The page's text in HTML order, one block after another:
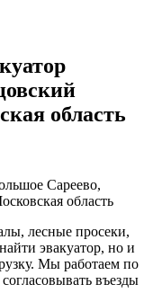
область
Сареево,
область
лесные просеки,
эвакуатор, но и
Мы работаем по
въезды